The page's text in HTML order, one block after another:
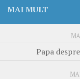
MAI MULT
Papa